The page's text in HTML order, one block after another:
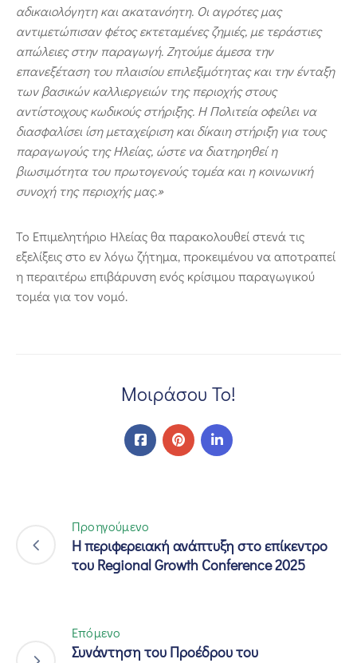
αδικαιολόγητη και ακατανόητη. Οι αγρότες μας
αντιμετώπισαν φέτος εκτεταμένες ζημιές, με τεράστιες
απώλειες στην παραγωγή. Ζητούμε άμεσα την
επανεξέταση του πλαισίου επιλεξιμότητας και την ένταξη
των βασικών καλλιεργειών της περιοχής στους
αντίστοιχους κωδικούς στήριξης. Η Πολιτεία οφείλει να
διασφαλίσει ίση μεταχείριση και δίκαιη στήριξη για τους
παραγωγούς της Ηλείας, ώστε να διατηρηθεί η
βιωσιμότητα του πρωτογενούς τομέα και η κοινωνική
συνοχή της περιοχής μας.»
Το Επιμελητήριο Ηλείας θα παρακολουθεί στενά τις
εξελίξεις στο εν λόγω ζήτημα, προκειμένου να αποτραπεί
η περαιτέρω επιβάρυνση ενός κρίσιμου παραγωγικού
τομέα για τον νομό.
Μοιράσου Το!
Προηγούμενο
Η περιφερειακή ανάπτυξη στο επίκεντρο
του Regional Growth Conference 2025
Επόμενο
Συνάντηση του Προέδρου του